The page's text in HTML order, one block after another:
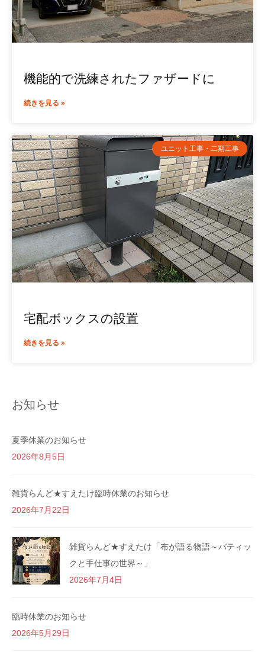
機能的で洗練されたファザードに
続きを見る »
ユニット工事・二期工事
宅配ボックスの設置
続きを見る »
お知らせ
夏季休業のお知らせ
2026年8月5日
雑貨らんど★すえたけ臨時休業のお知らせ
2026年7月22日
雑貨らんど★すえたけ「布が語る物語～バティッ
クと手仕事の世界～」
2026年7月4日
臨時休業のお知らせ
2026年5月29日